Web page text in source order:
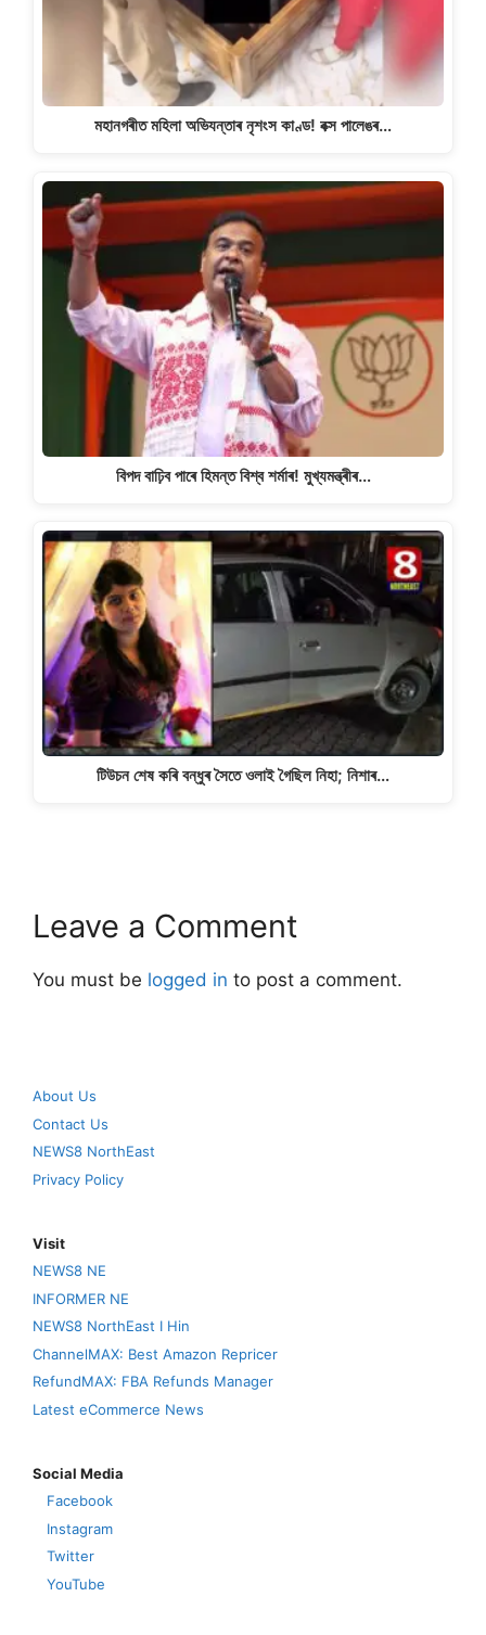
মহানগৰীত মহিলা অভিযন্তাৰ নৃশংস কাণ্ড! বক্স পালেঙৰ…
বিপদ বাঢ়িব পাৰে হিমন্ত বিশ্ব শৰ্মাৰ! মুখ্যমন্ত্ৰীৰ…
টিউচন শেষ কৰি বন্ধুৰ সৈতে ওলাই গৈছিল নিহা; নিশাৰ…
Leave a Comment
You must be logged in to post a comment.
About Us
Contact Us
NEWS8 NorthEast
Privacy Policy
Visit
NEWS8 NE
INFORMER NE
NEWS8 NorthEast I Hin
ChannelMAX: Best Amazon Repricer
RefundMAX: FBA Refunds Manager
Latest eCommerce News
Social Media
Facebook
Instagram
Twitter
YouTube